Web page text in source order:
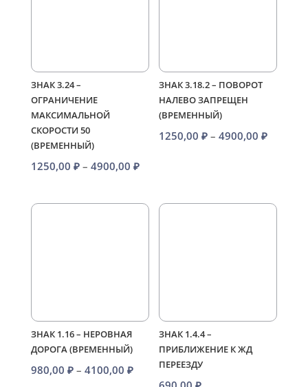
ЗНАК 3.24 –
ОГРАНИЧЕНИЕ
МАКСИМАЛЬНОЙ
СКОРОСТИ 50
(ВРЕМЕННЫЙ)
1250,00 ₽ – 4900,00 ₽Диапазон
1250,00 ₽
ЗНАК 3.18.2 – ПОВОРОТ
НАЛЕВО ЗАПРЕЩЕН
(ВРЕМЕННЫЙ)
1250,00₽ – 4900,00₽
ЗНАК 1.16 – НЕРОВНАЯ
ДОРОГА (ВРЕМЕННЫЙ)
980,00 ₽ – 4100,00 ₽Диапазон
ЗНАК 1.4.4 –
ПРИБЛИЖЕНИЕ К ЖД
ПЕРЕЕЗДУ